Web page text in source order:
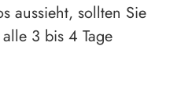
aussieht, sollten Sie
3 bis 4 Tage